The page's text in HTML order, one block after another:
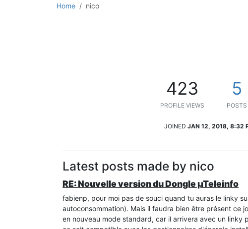
Home nico
423
PROFILE VIEWS
5
POSTS
JOINED JAN 12, 2018, 8:32
Latest posts made by nico
RE: Nouvelle version du Dongle µTeleinfo
fabienp, pour moi pas de souci quand tu auras le linky
autoconsommation). Mais il faudra bien être présent ce
en nouveau mode standard, car il arrivera avec un